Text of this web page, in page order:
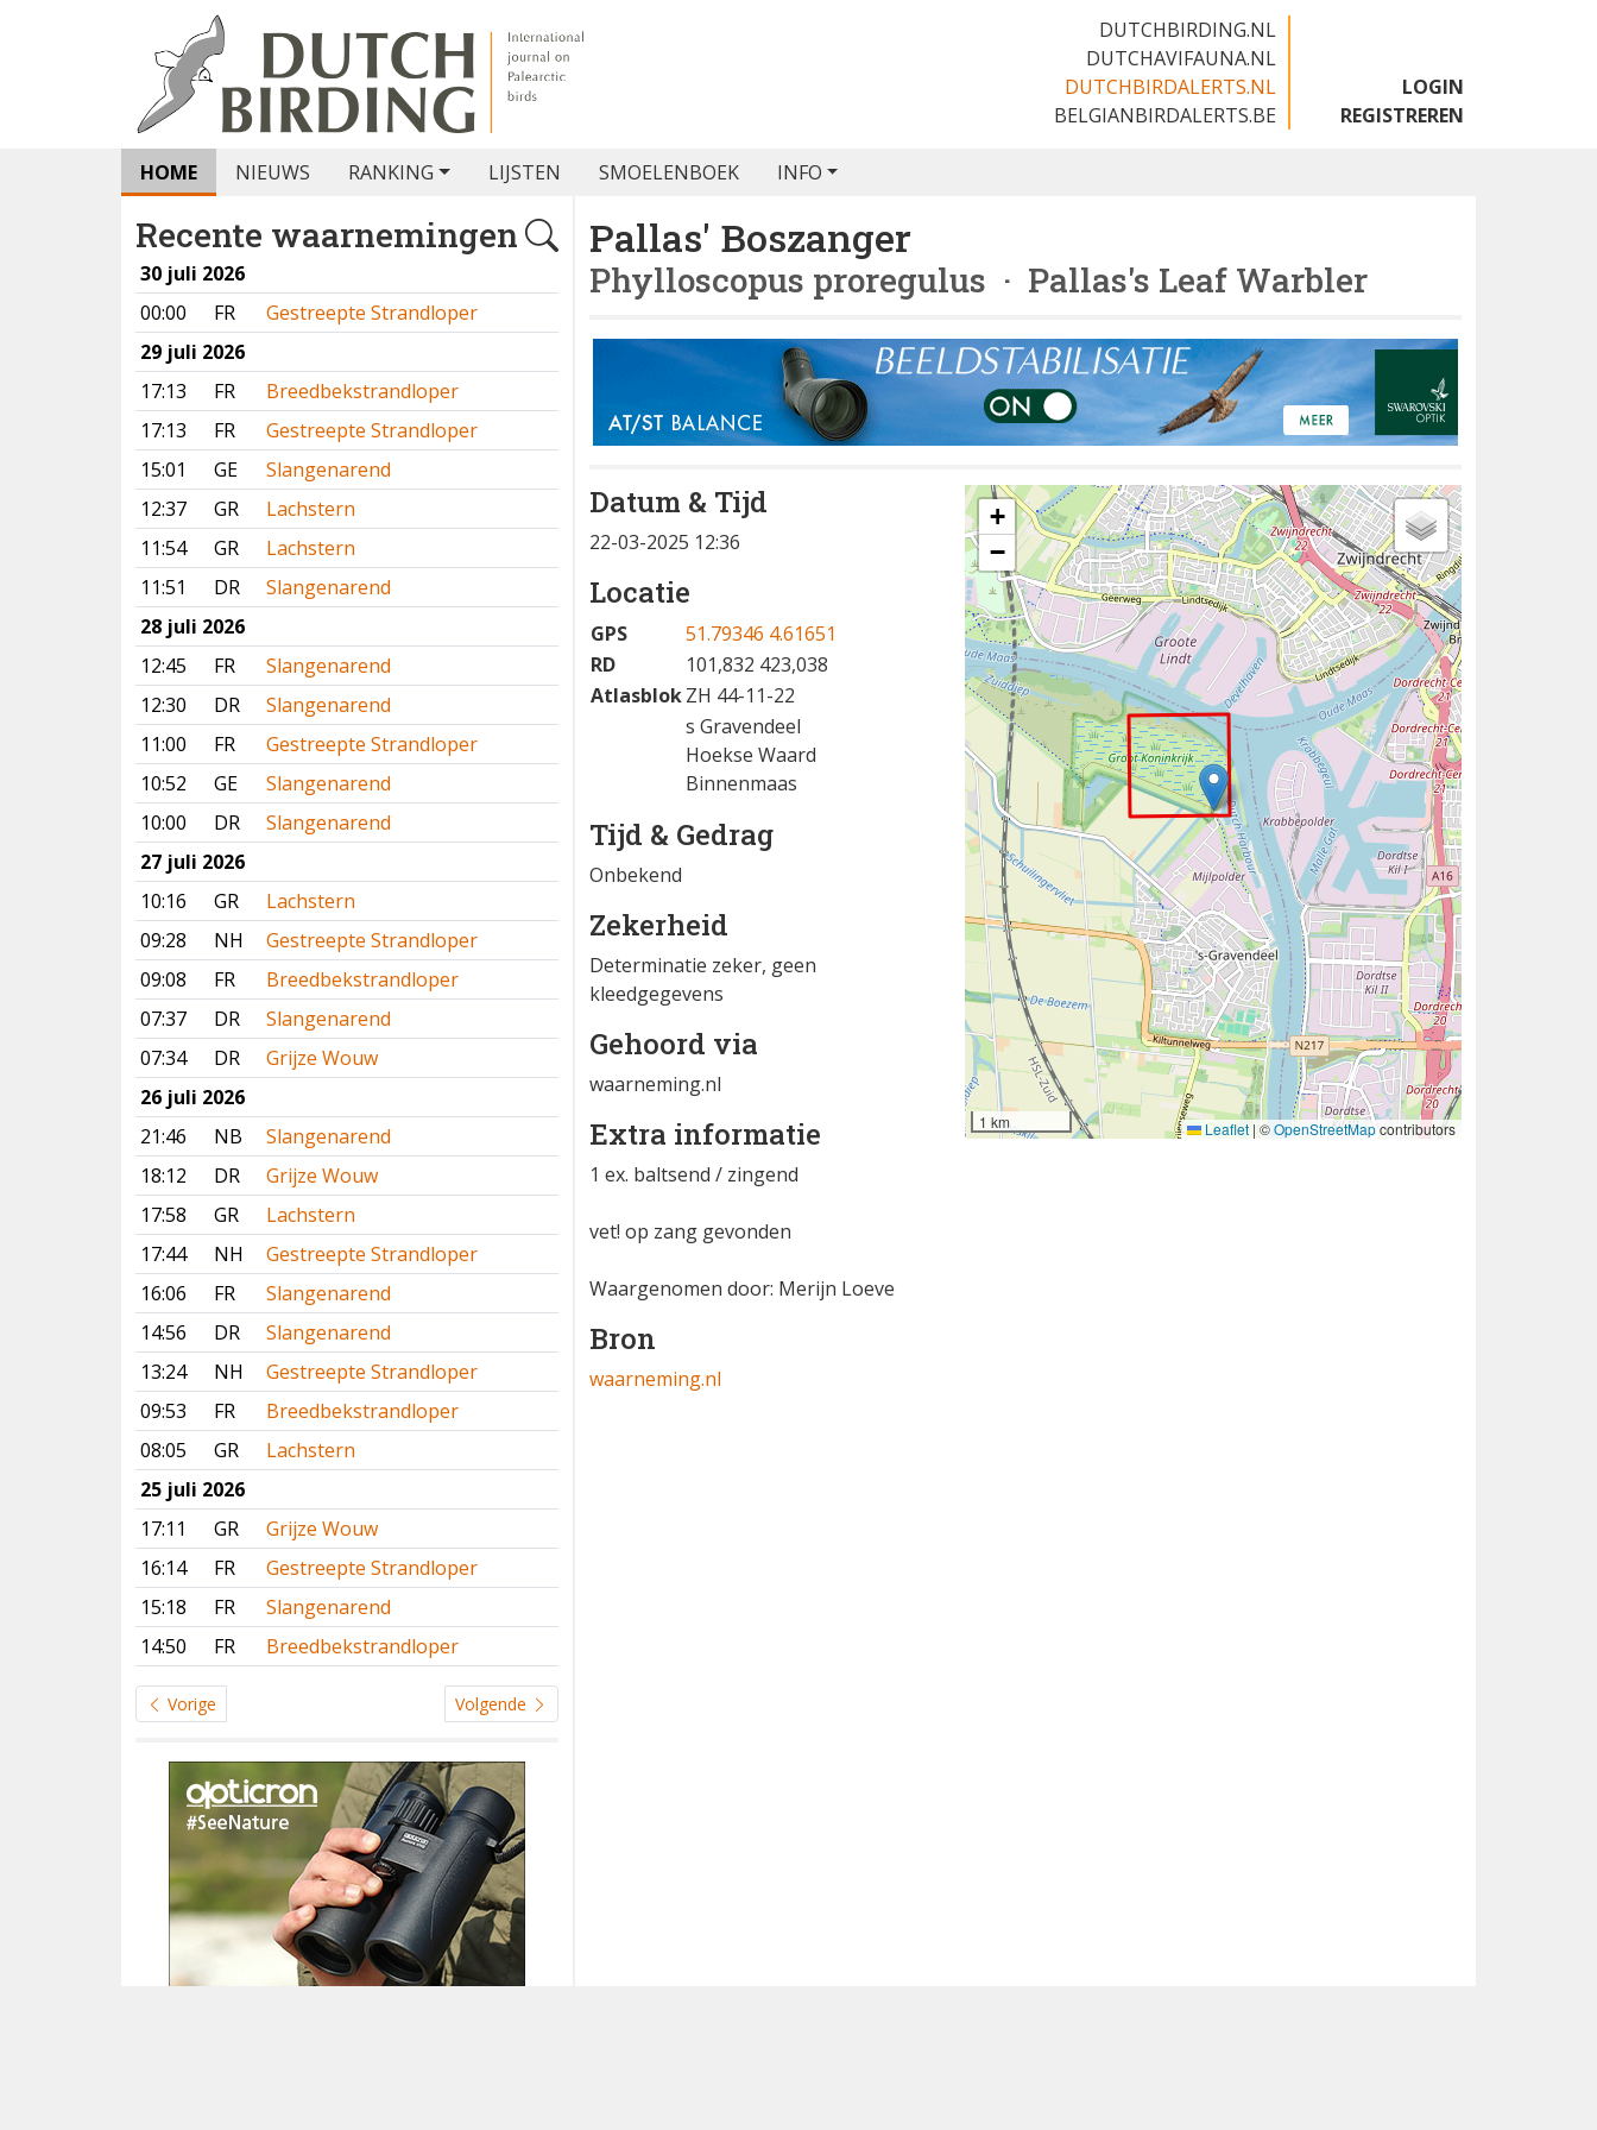
DUTCHBIRDING.NL
DUTCHAVIFAUNA.NL
DUTCHBIRDALERTS.NL
BELGIANBIRDALERTS.BE
LOGIN
REGISTREREN
HOME NIEUWS RANKING LIJSTEN SMOELENBOEK INFO
Recente waarnemingen
30 juli 2026
00:00
FR
Gestreepte Strandloper
29 juli 2026
17:13
FR
Breedbekstrandloper
17:13
FR
Gestreepte Strandloper
15:01
GE
Slangenarend
12:37
GR
Lachstern
11:54
GR
Lachstern
11:51
DR
Slangenarend
28 juli 2026
12:45
FR
Slangenarend
12:30
DR
Slangenarend
11:00
FR
Gestreepte Strandloper
10:52
GE
Slangenarend
10:00
DR
Slangenarend
27 juli 2026
10:16
GR
Lachstern
09:28
NH
Gestreepte Strandloper
09:08
FR
Breedbekstrandloper
07:37
DR
Slangenarend
07:34
DR
Grijze Wouw
26 juli 2026
21:46
NB
Slangenarend
18:12
DR
Grijze Wouw
17:58
GR
Lachstern
17:44
NH
Gestreepte Strandloper
16:06
FR
Slangenarend
14:56
DR
Slangenarend
13:24
NH
Gestreepte Strandloper
09:53
FR
Breedbekstrandloper
08:05
GR
Lachstern
25 juli 2026
17:11
GR
Grijze Wouw
16:14
FR
Gestreepte Strandloper
15:18
FR
Slangenarend
14:50
FR Breedbekstrandloper
Vorige Volgende
Pallas' Boszanger
Phylloscopus proregulus · Pallas's Leaf Warbler
Datum & Tijd
22-03-2025 12:36
Locatie
GPS
51.79346 4.61651
RD
101,832 423,038
AtlasblokZH 44-11-22
s Gravendeel
Hoekse Waard
Binnenmaas
Tijd & Gedrag
Onbekend
Zekerheid
Determinatie zeker, geen
kleedgegevens
Gehoord via
waarneming.nl
Extra informatie
1 ex. baltsend / zingend
vet! op zang gevonden
Waargenomen door: Merijn Loeve
Bron
waarneming.nl
+
−
1 km Leaflet | ©OpenStreetMapcontributors